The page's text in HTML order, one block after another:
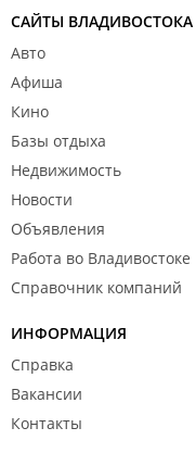
САЙТЫ ВЛАДИВОСТОКА
Авто
Афиша
Кино
Базы отдыха
Недвижимость
Новости
Объявления
Работа во Владивостоке
Справочник компаний
ИНФОРМАЦИЯ
Справка
Вакансии
Контакты